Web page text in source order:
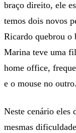
braço direito, ele
temos dois novos
Ricardo quebrou o
Marina teve uma
home office,
e o mouse no outro.
Neste cenário eles
mesmas